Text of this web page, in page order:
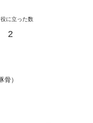
役に立った数
2
）